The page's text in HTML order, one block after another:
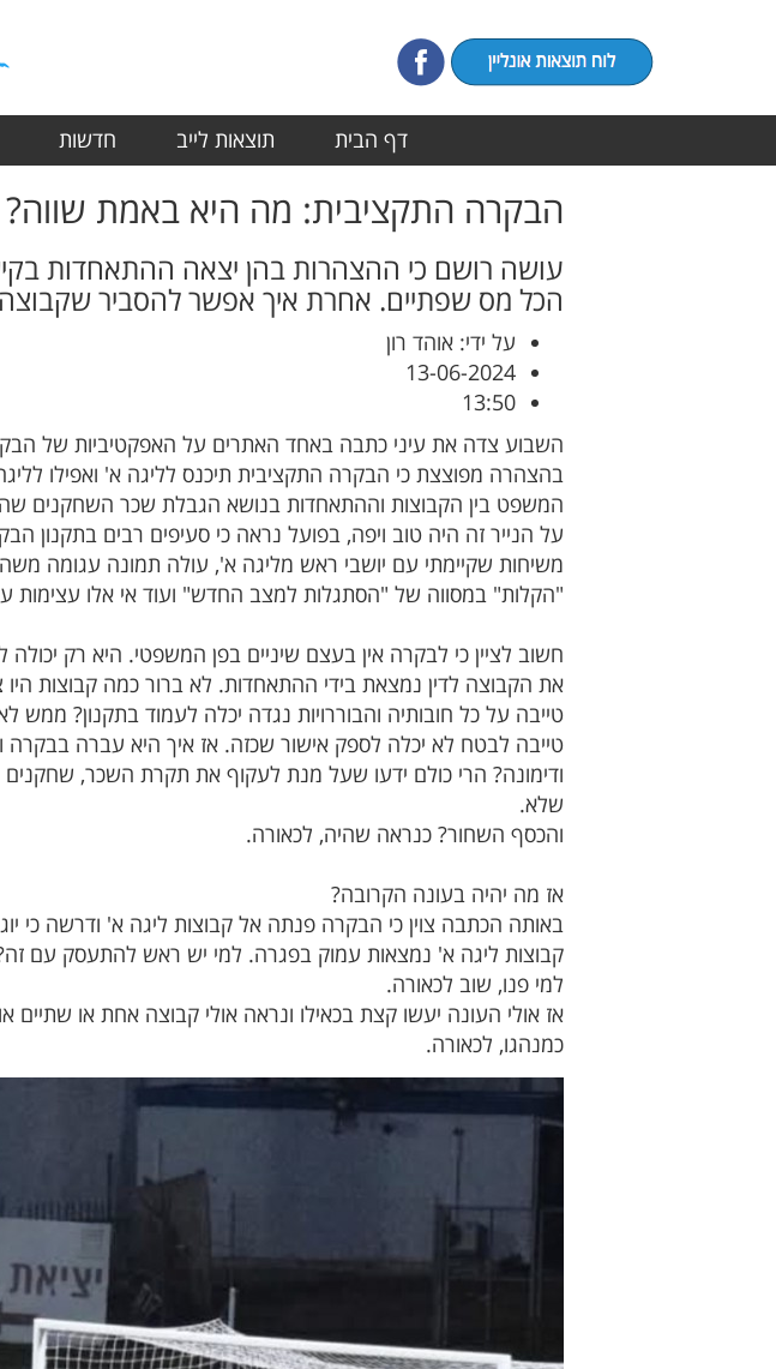
דף הבית תוצאות לייב חדשות
הבקרה התקציבית: מה היא באמת שווה?
עושה רושם כי ההצהרות בהן יצאה ההתאחדות
הכל מס שפתיים. אחרת איך אפשר להסביר שקבוצה
על ידי: אוהד רון
13-06-2024
13:50
השבוע צדה את עיני כתבה באחד האתרים על האפקטיביות של
בהצהרה מפוצצת כי הבקרה התקציבית תיכנס לליגה א' ואפילו
המשפט בין הקבוצות וההתאחדות בנושא הגבלת שכר השחקנים
על הנייר זה היה טוב ויפה, בפועל נראה כי סעיפים רבים בתקנון
משיחות שקיימתי עם יושבי ראש מליגה א', עולה תמונה עגומה
"הקלות" במסווה של "הסתגלות למצב החדש" ועוד אי אלו עצימות
חשוב לציין כי לבקרה אין בעצם שיניים בפן המשפטי. היא רק
את הקבוצה לדין נמצאת בידי ההתאחדות. לא ברור כמה קבוצות היו
טייבה על כל חובותיה והבוררויות נגדה יכלה לעמוד בתקנון?
טייבה לבטח לא יכלה לספק אישור שכזה. אז איך היא עברה בבקרה
ודימונה? הרי כולם ידעו שעל מנת לעקוף את תקרת השכר, שחקנים
שלא.
והכסף השחור? כנראה שהיה, לכאורה.
אז מה יהיה בעונה הקרובה?
באותה הכתבה צוין כי הבקרה פנתה אל קבוצות ליגה א' ודרשה כי יוגשו מסמכים עד ה-
קבוצות ליגה א' נמצאות עמוק בפגרה. למי יש ראש להתעסק עם זה?
למי פנו, שוב לכאורה.
אז אולי העונה יעשו קצת בכאילו ונראה אולי קבוצה אחת או שתיים
כמנהגו, לכאורה.